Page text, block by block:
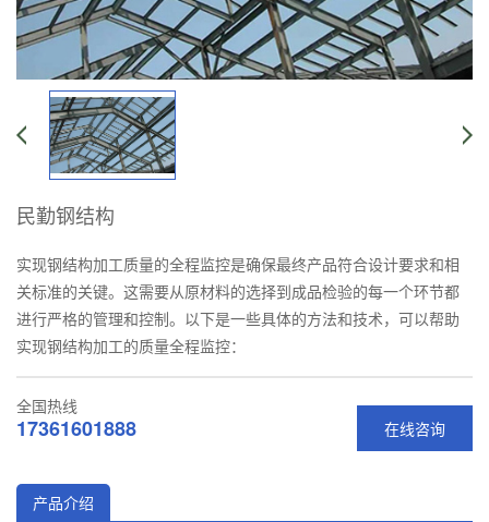
民勤钢结构
实现钢结构加工质量的全程监控是确保最终产品符合设计要求和相
关标准的关键。这需要从原材料的选择到成品检验的每一个环节都
进行严格的管理和控制。以下是一些具体的方法和技术，可以帮助
实现钢结构加工的质量全程监控：
在线咨询
全国热线
17361601888
产品介绍